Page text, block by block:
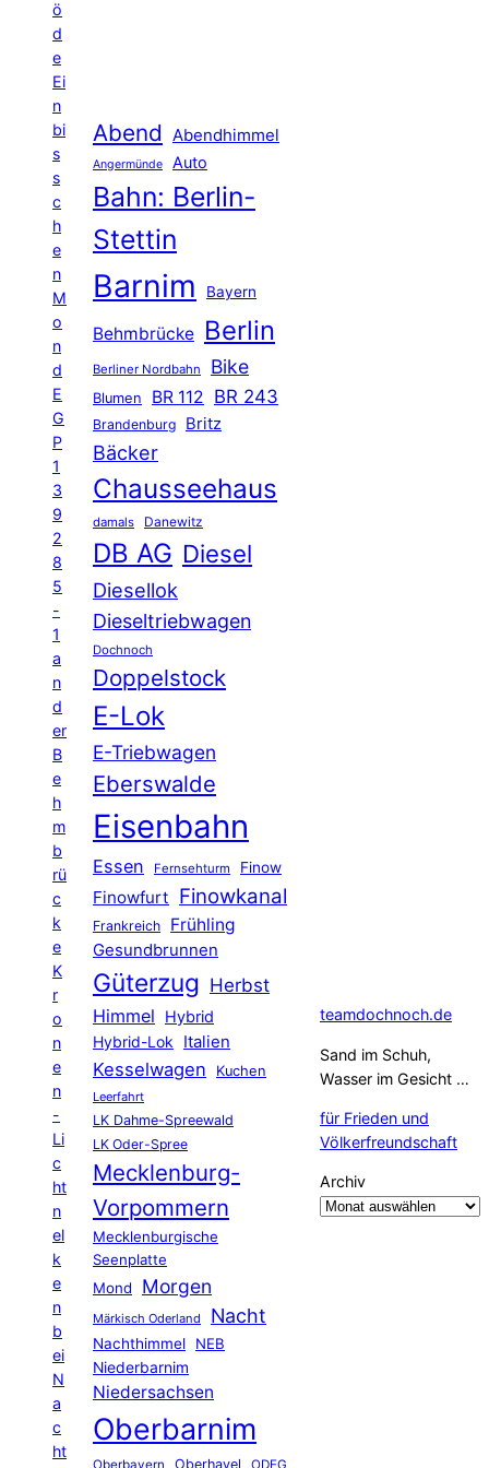
ö
d
e
Ei
n
bi
s
s
c
h
e
n
M
o
n
d
E
G
P
1
3
9
2
8
5
-
1
a
n
d
er
B
e
h
m
b
rü
c
k
e
K
r
o
n
e
n
-
Li
c
ht
n
el
k
e
n
b
ei
N
a
c
ht
Abend Abendhimmel
Angermünde Auto
Bahn: Berlin-
Stettin
Barnim Bayern
Behmbrücke Berlin
Berliner Nordbahn Bike
Blumen BR 112 BR 243
Brandenburg Britz
Bäcker
Chausseehaus
damals Danewitz
DB AG Diesel
Diesellok
Dieseltriebwagen
Dochnoch
Doppelstock
E-Lok
E-Triebwagen
Eberswalde
Eisenbahn
Essen Fernsehturm Finow
Finowfurt Finowkanal
Frankreich Frühling
Gesundbrunnen
Güterzug Herbst
Himmel
Hybrid
Hybrid-Lok Italien
Kesselwagen Kuchen
Leerfahrt
LK Dahme-Spreewald
LK Oder-Spree
Mecklenburg-
Vorpommern
Mecklenburgische
Seenplatte
Mond
Morgen
Märkisch Oderland Nacht
Nachthimmel
NEB
Niederbarnim
Niedersachsen
Oberbarnim
Oberhavel
teamdochnoch.de
Sand im Schuh,
Wasser im Gesicht …
für Frieden und
Völkerfreundschaft
Archiv